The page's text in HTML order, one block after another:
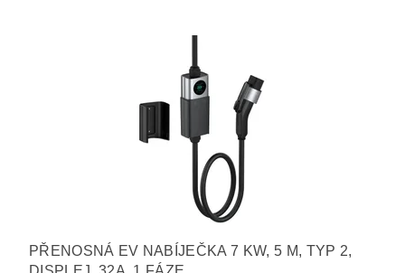
PŘENOSNÁ EV NABÍJEČKA 7 KW, 5 M, TYP 2,